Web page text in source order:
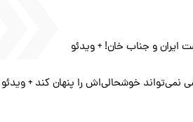
ایران و جناب خان! + ویدئو
خوشحالی‌اش را پنهان کند + ویدئو